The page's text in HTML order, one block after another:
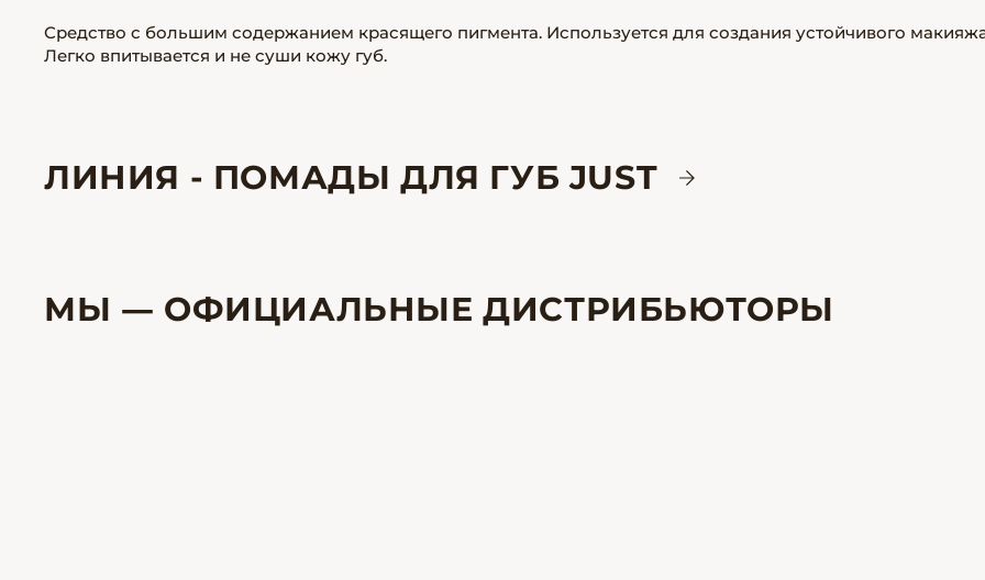
Средство с большим содержанием красящего пигмента. Используется для создания устойчивого
Легко впитывается и не суши кожу губ.
ЛИНИЯ - ПОМАДЫ ДЛЯ ГУБ JUST
МЫ — ОФИЦИАЛЬНЫЕ ДИСТРИБЬЮТОРЫ